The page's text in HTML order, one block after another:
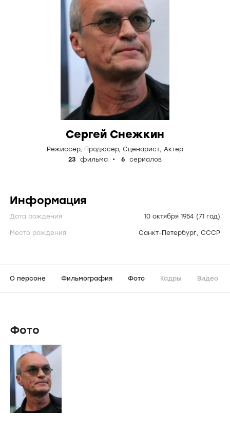
Сергей Снежкин
Режиссер, Продюсер, Сценарист, Актер
23
фильма 6 сериалов
Информация
Дата рождения 10 октября 1954 (71 год)
Место рождения Санкт-Петербург, СССР
О персоне Фильмография Фото Кадры Видео
Фото